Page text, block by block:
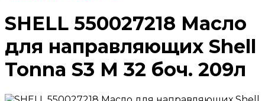
SHELL 550027218 Масло
для направляющих Shell
Tonna S3 M 32 боч. 209л